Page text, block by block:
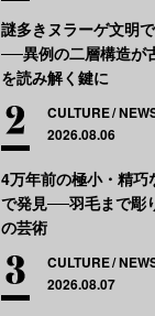
謎多きヌラーゲ文明
──異例の二層構造が
を読み解く鍵に
CULTURE
2026.08.06
4万年前の極小・精
で発見──羽毛まで彫
の芸術
CULTURE
2026.08.07